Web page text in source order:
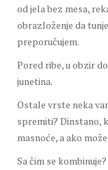
od jela bez mesa,
obrazloženje da
preporučujem.
Pored ribe, u obzir
junetina.
Ostale vrste neka
spremiti? Dinstano,
masnoće, a ako
Sa čim se